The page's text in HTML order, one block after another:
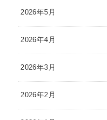
2026年5月
2026年4月
2026年3月
2026年2月